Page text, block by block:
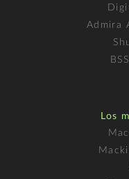
Admira
Los